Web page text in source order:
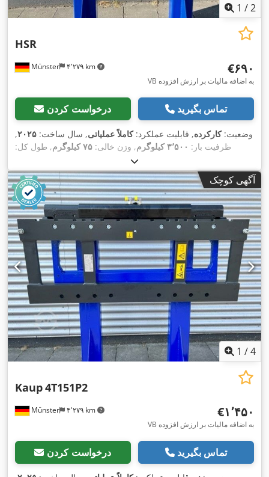
1 /2
Münster ۴٬۲۷۹ km
HSR
‎€۶۹۰
VB به اضافه مالیات بر ارزش افزوده
درخواست کردن تماس بگیرید
وضعیت:کارکرده, قابلیت عملکرد:کاملاً عملیاتی, سال ساخت: ۲۰۲۵,
ظرفیت بار: ۳٬۵۰۰ کیلوگرم , وزن خالی: ۷۵ کیلوگرم
, طول کل:
آگهی کوچک
1 /4
Münster ۴٬۲۷۹ km
Kaup4T151P2
‎€۱٬۴۵۰
VB به اضافه مالیات بر ارزش افزوده
درخواست کردن تماس بگیرید